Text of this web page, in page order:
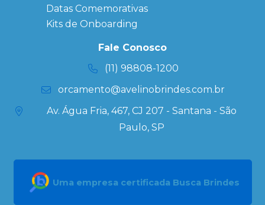
Datas Especiais
Ecobag
Personalizada
Kits
Datas Comemorativas
Kits de Onboarding
Fale Conosco
(11) 98808-1200
orcamento@avelinobrindes.com.br
Av. Água Fria, 467, CJ 207 - Santana - São
Paulo, SP
Uma empresa certificada Busca Brindes